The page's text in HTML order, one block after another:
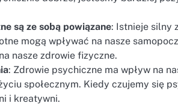
są ze sobą powiązane: Istnieje silny
mogą wpływać na nasze
nasze zdrowie fizyczne.
: Zdrowie psychiczne ma wpływ na
społecznym. Kiedy czujemy się
i kreatywni.